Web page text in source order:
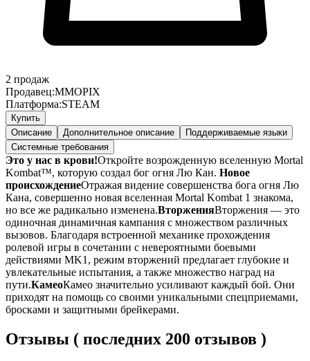
2 продаж
Продавец:MMOPIX
Платформа:STEAM
Купить
Описание
Дополнительное описание
Поддерживаемые языки
Системные требования
Это у нас в крови!Откройте возрожденную вселенную Mortal
Kombat™, которую создал бог огня Лю Кан. Новое
происхождениеОтражая видение совершенства бога огня Лю
Кана, совершенно новая вселенная Mortal Kombat 1 знакома,
но все же радикально изменена.ВторженияВторжения — это
одиночная динамичная кампания с множеством различных
вызовов. Благодаря встроенной механике прохождения
ролевой игры в сочетании с невероятными боевыми
действиями MK1, режим вторжений предлагает глубокие и
увлекательные испытания, а также множество наград на
пути.КамеоКамео значительно усиливают каждый бой. Они
приходят на помощь со своими уникальными спецприемами,
бросками и защитными брейкерами.
Отзывы ( последних 200 отзывов )